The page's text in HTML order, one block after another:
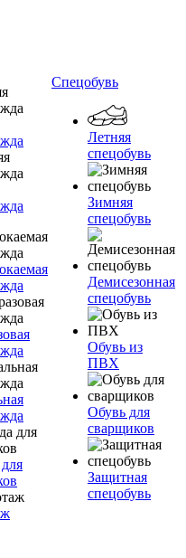
Спецобувь
Летняя
спецобувь
Зимняя
спецобувь
Демисезонная
спецобувь
Обувь из
ПВХ
Обувь для
сварщиков
Защитная
спецобувь